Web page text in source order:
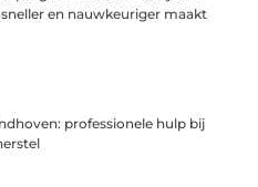
en nauwkeuriger maakt
professionele hulp bij